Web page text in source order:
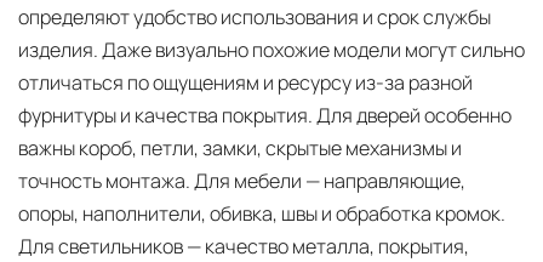
определяют удобство использования и срок службы
изделия. Даже визуально похожие модели могут сильно
отличаться по ощущениям и ресурсу из-за разной
фурнитуры и качества покрытия. Для дверей особенно
важны короб, петли, замки, скрытые механизмы и
точность монтажа. Для мебели — направляющие,
опоры, наполнители, обивка, швы и обработка кромок.
Для светильников — качество металла, покрытия,